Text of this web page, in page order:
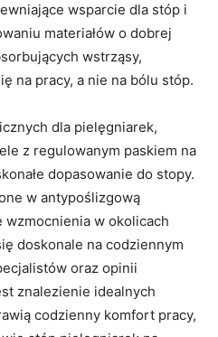
‍wsparcie dla stóp i
materiałów o dobrej
wstrząsy,
na ⁤pracy, a nie‍ na bólu stóp.
dla pielęgniarek,
z‍ regulowanym paskiem na
⁢dopasowanie do stopy.
w antypoślizgową
w okolicach
doskonale na codziennym
‌oraz opinii
znalezienie idealnych
codzienny komfort pracy,